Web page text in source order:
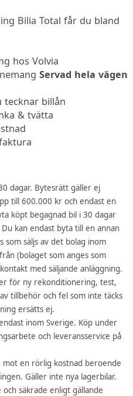
Bilia Total får du bland
hos Volvia
Servad hela vägen
tecknar billån
& tvätta
dagar. Bytesrätt gäller ej
till 600.000 kr och endast en
köpt begagnad bil i 30 dagar
kan endast byta till en annan
som säljs av det bolag inom
(bolaget som anges som
med säljande anläggning.
för ny rekonditionering, test,
tillbehör och fel som inte täcks
ersätts ej.
inom Sverige. Köp under
och leveransservice på
mot en rörlig kostnad beroende
Gäller inte nya lagerbilar.
och säkrade enligt gällande